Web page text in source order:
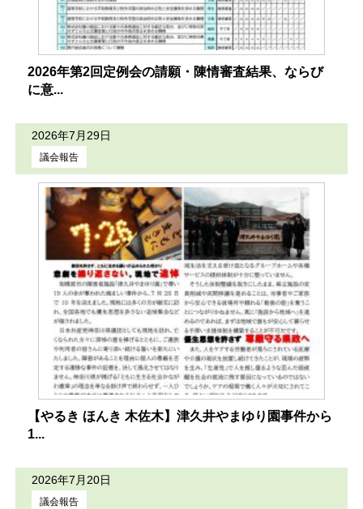
2026年第2回定例会の請願・陳情審査結果、ならび
に意...
2026年7月29日
議会報告
【やるき ほんき 木佐木】津久井やまゆり園事件から
1...
2026年7月20日
議会報告